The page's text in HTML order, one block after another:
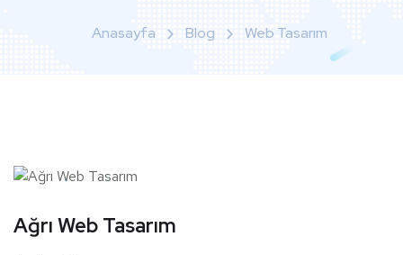
Anasayfa Blog Web Tasarım
Ağrı Web Tasarım